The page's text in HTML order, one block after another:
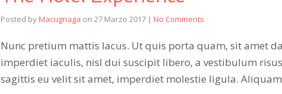
Posted by Macugnaga on 27 Marzo 2017 | No Comments
Nunc pretium mattis lacus. Ut quis porta quam, sit amet
imperdiet iaculis, nisl dui suscipit libero, a vestibulum
sagittis eu velit sit amet, imperdiet molestie ligula.